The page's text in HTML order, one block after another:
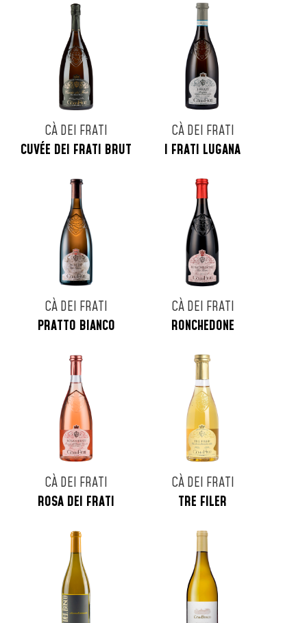
CÀ DEI FRATI
CUVÉE DEI FRATI BRUT
CÀ DEI FRATI
I FRATI LUGANA
CÀ DEI FRATI
PRATTO BIANCO
CÀ DEI FRATI
RONCHEDONE
CÀ DEI FRATI
ROSA DEI FRATI
CÀ DEI FRATI
TRE FILER